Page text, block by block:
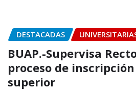
DESTACADAS
BUAP.-Supervisa
proceso de
superior